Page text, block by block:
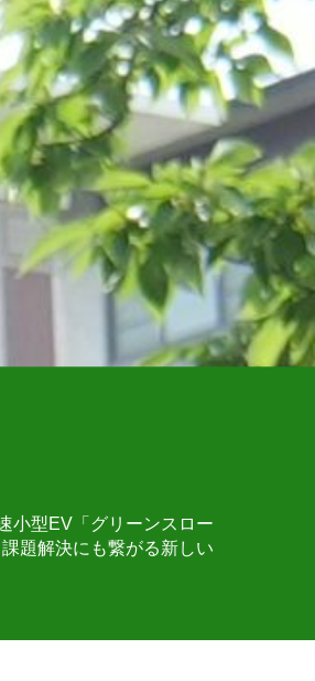
小型EV「グリーンスロー
題解決にも繋がる新しい